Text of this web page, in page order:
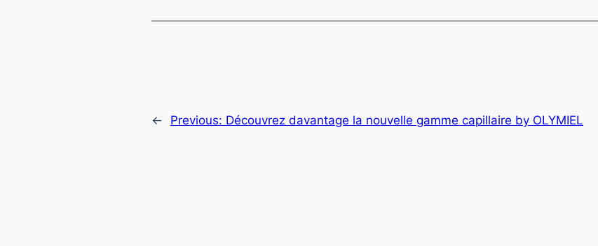
← Previous: Découvrez davantage la nouvelle gamme capillaire by OLYMIEL